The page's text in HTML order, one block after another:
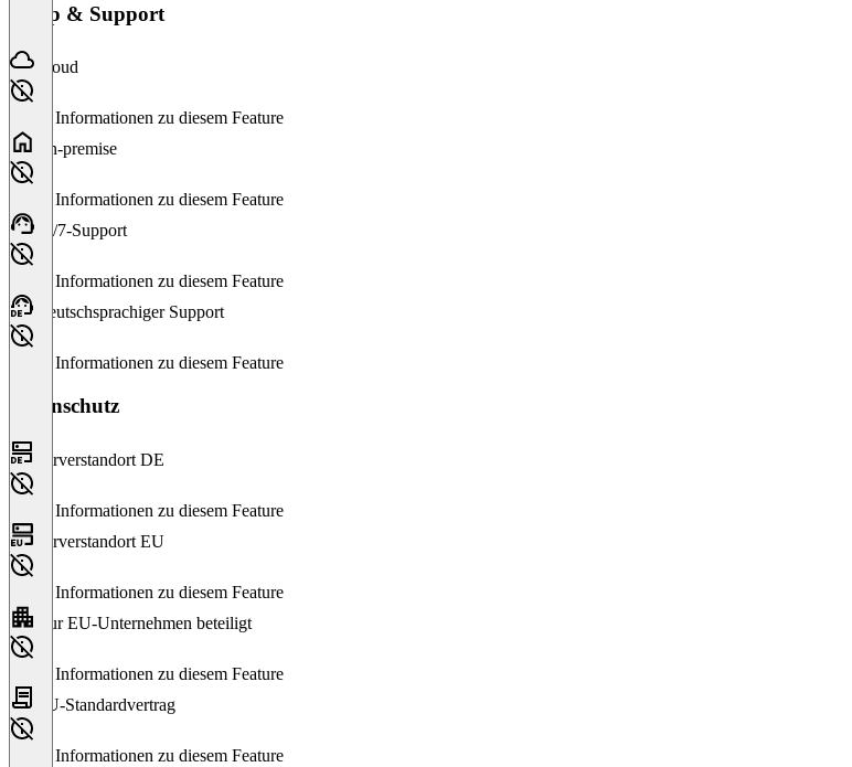
Setup & Support
Cloud
Keine Informationen zu diesem Feature
On-premise
Keine Informationen zu diesem Feature
24/7-Support
Keine Informationen zu diesem Feature
Deutschsprachiger Support
Keine Informationen zu diesem Feature
Datenschutz
Serverstandort DE
Keine Informationen zu diesem Feature
Serverstandort EU
Keine Informationen zu diesem Feature
Nur EU-Unternehmen beteiligt
Keine Informationen zu diesem Feature
EU-Standardvertrag
Keine Informationen zu diesem Feature